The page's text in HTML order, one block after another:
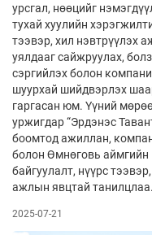
урсгал, нөөцийг
тухай хуулийн
тээвэр, хил нэвтрүүлэх
уялдааг сайжруулах,
сэргийлэх болон
шуурхай шийдвэрлэх
гаргасан юм. Үүний
уржигдар “Эрдэнэс
боомтод ажиллан,
болон Өмнөговь
байгуулалт, нүүрс
ажлын явцтай танилцлаа.
2025-07-21